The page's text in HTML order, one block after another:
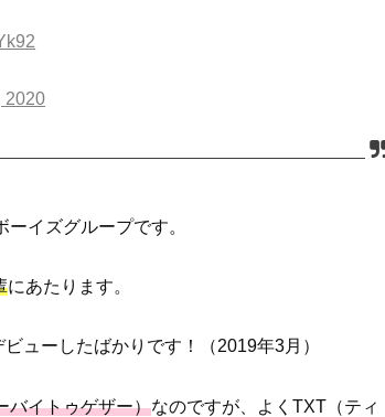
2020
ーイズグループです。
にあたります。
ューしたばかりです！（2019年3月）
バイトゥゲザー）なのですが、よくTXT（ティ